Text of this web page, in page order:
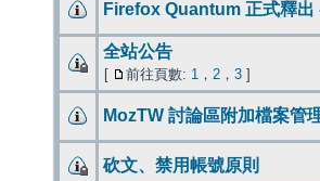
Firefox Quantum 正式釋出
全站公告
[ 前往頁數: 1 ， 2 ， 3 ]
MozTW 討論區附加檔案管
砍文、禁用帳號原則